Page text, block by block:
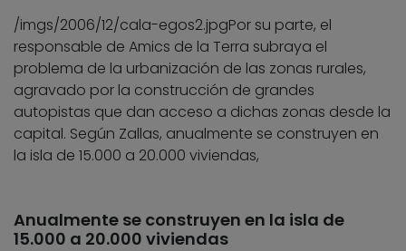
/imgs/2006/12/cala-egos2.jpgPor su parte, el
responsable de Amics de la Terra subraya el
problema de la urbanización de las zonas rurales,
agravado por la construcción de grandes
autopistas que dan acceso a dichas zonas desde la
capital. Según Zallas, anualmente se construyen en
la isla de 15.000 a 20.000 viviendas,
Anualmente se construyen en la isla de
15.000 a 20.000 viviendas